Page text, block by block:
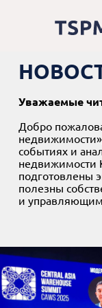
Уважаемые
Добро
событиях и
недвижимости
подготовлены
полезны
и